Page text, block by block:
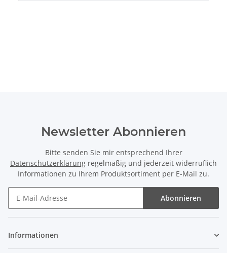
Newsletter Abonnieren
Bitte senden Sie mir entsprechend Ihrer
Datenschutzerklärung regelmäßig und jederzeit widerruflich
Informationen zu Ihrem Produktsortiment per E-Mail zu.
Abonnieren
Informationen